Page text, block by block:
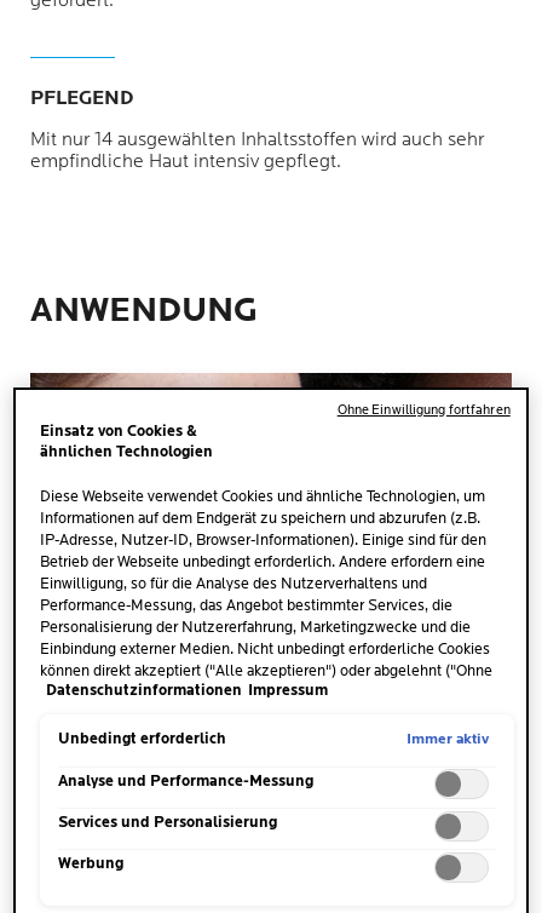
PFLEGEND
Mit nur 14 ausgewählten Inhaltsstoffen wird auch sehr
empfindliche Haut intensiv gepflegt.
ANWENDUNG
Eine haselnussgroße Menge
Einsatz von Cookies &
ähnlichen Technologien
Diese Webseite verwendet Cookies und ähnliche Technologien, um
Informationen auf dem Endgerät zu speichern und abzurufen (z.B.
IP-Adresse, Nutzer-ID, Browser-Informationen). Einige sind für den
Betrieb der Webseite unbedingt erforderlich. Andere erfordern eine
Einwilligung, so für die Analyse des Nutzerverhaltens und
Performance-Messung, das Angebot bestimmter Services, die
Personalisierung der Nutzererfahrung, Marketingzwecke und die
Einbindung externer Medien. Nicht unbedingt erforderliche Cookies
können direkt akzeptiert ("Alle akzeptieren") oder abgelehnt ("Ohne
Einwilligung fortfahren") werden. Individuelle Anpassungen der
speichern"). Die Auswahl kann jederzeit unter dem Link "Cookie-
unsere Datenschutzinformationen.
Datenschutzinformationen Impressum
Unbedingt erforderlich Immer aktiv
Analyse und Performance-Messung
Services und Personalisierung
Werbung
Ohne Einwilligung fortfahren